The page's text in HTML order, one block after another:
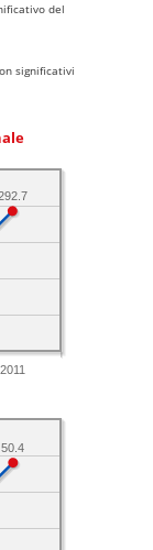
del
significativi
2011
50.4